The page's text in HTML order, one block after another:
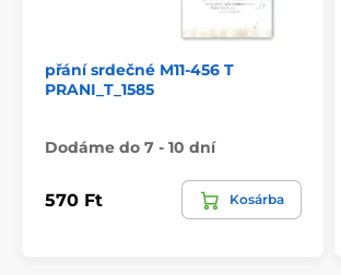
přání srdečné M11-456 T
PRANI_T_1585
Dodáme do 7 - 10 dní
570 Ft Kosárba